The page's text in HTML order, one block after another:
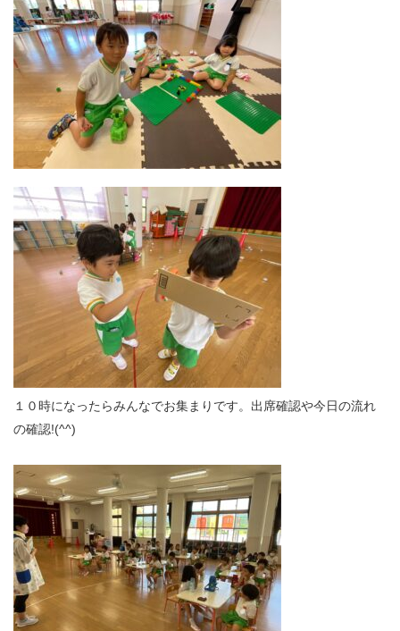
１０時になったらみんなでお集まりです。出席確認や今日の流れ
の確認!(^^)